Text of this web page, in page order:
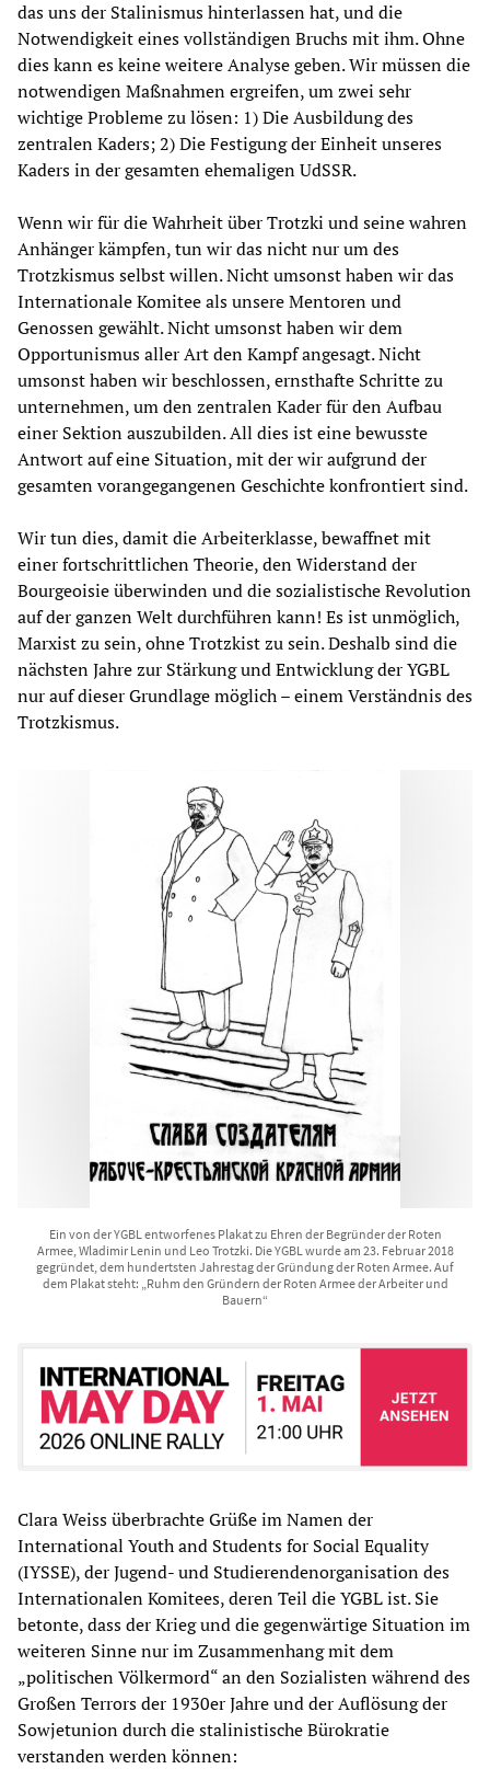
das uns der Stalinismus hinterlassen hat, und die
Notwendigkeit eines vollständigen Bruchs mit ihm. Ohne
dies kann es keine weitere Analyse geben. Wir müssen die
notwendigen Maßnahmen ergreifen, um zwei sehr
wichtige Probleme zu lösen: 1) Die Ausbildung des
zentralen Kaders; 2) Die Festigung der Einheit unseres
Kaders in der gesamten ehemaligen UdSSR.
Wenn wir für die Wahrheit über Trotzki und seine wahren
Anhänger kämpfen, tun wir das nicht nur um des
Trotzkismus selbst willen. Nicht umsonst haben wir das
Internationale Komitee als unsere Mentoren und
Genossen gewählt. Nicht umsonst haben wir dem
Opportunismus aller Art den Kampf angesagt. Nicht
umsonst haben wir beschlossen, ernsthafte Schritte zu
unternehmen, um den zentralen Kader für den Aufbau
einer Sektion auszubilden. All dies ist eine bewusste
Antwort auf eine Situation, mit der wir aufgrund der
gesamten vorangegangenen Geschichte konfrontiert sind.
Wir tun dies, damit die Arbeiterklasse, bewaffnet mit
einer fortschrittlichen Theorie, den Widerstand der
Bourgeoisie überwinden und die sozialistische Revolution
auf der ganzen Welt durchführen kann! Es ist unmöglich,
Marxist zu sein, ohne Trotzkist zu sein. Deshalb sind die
nächsten Jahre zur Stärkung und Entwicklung der YGBL
nur auf dieser Grundlage möglich – einem Verständnis des
Trotzkismus.
Ein von der YGBL entworfenes Plakat zu Ehren der Begründer der Roten
Armee, Wladimir Lenin und Leo Trotzki. Die YGBL wurde am 23. Februar 2018
gegründet, dem hundertsten Jahrestag der Gründung der Roten Armee. Auf
dem Plakat steht: „Ruhm den Gründern der Roten Armee der Arbeiter und
Bauern“
Clara Weiss überbrachte Grüße im Namen der
International Youth and Students for Social Equality
(IYSSE), der Jugend- und Studierendenorganisation des
Internationalen Komitees, deren Teil die YGBL ist. Sie
betonte, dass der Krieg und die gegenwärtige Situation im
weiteren Sinne nur im Zusammenhang mit dem
„politischen Völkermord“ an den Sozialisten während des
Großen Terrors der 1930er Jahre und der Auflösung der
Sowjetunion durch die stalinistische Bürokratie
verstanden werden können: